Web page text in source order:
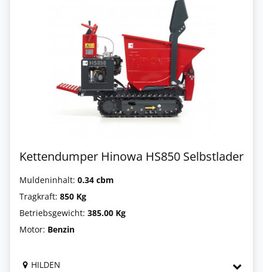
Kettendumper Hinowa HS850 Selbstlader
Muldeninhalt: 0.34 cbm
Tragkraft: 850 Kg
Betriebsgewicht: 385.00 Kg
Motor: Benzin
HILDEN